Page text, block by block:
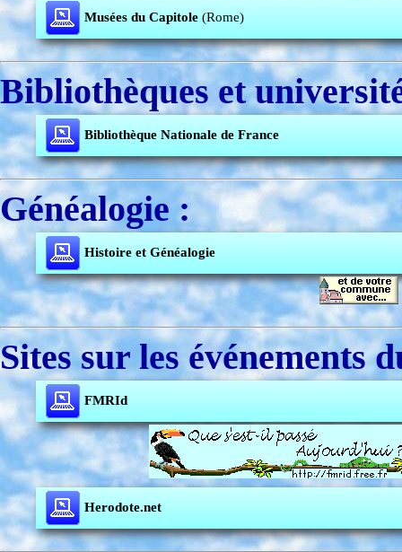
Musées du Capitole (Rome)
Bibliothèques et
Bibliothèque Nationale de France
Généalogie :
Histoire et Généalogie
Sites sur les événements
FMRId
Herodote.net